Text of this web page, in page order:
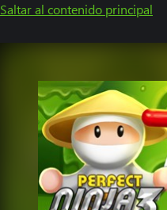
Saltar al contenido principal